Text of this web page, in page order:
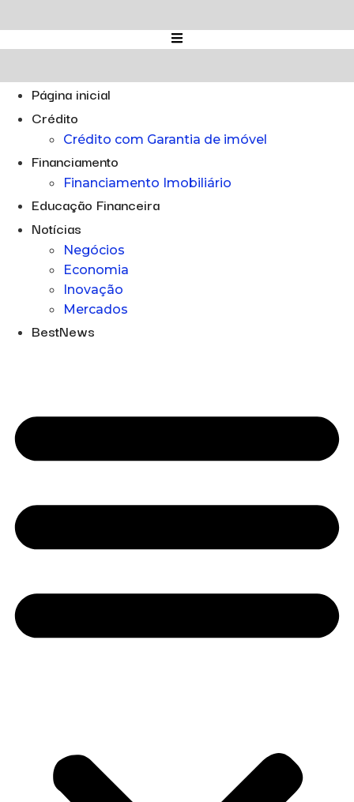
para
o
Página inicial
Crédito
Crédito com Garantia de imóvel
Financiamento
Financiamento Imobiliário
Educação Financeira
Notícias
Negócios
Economia
Inovação
Mercados
BestNews